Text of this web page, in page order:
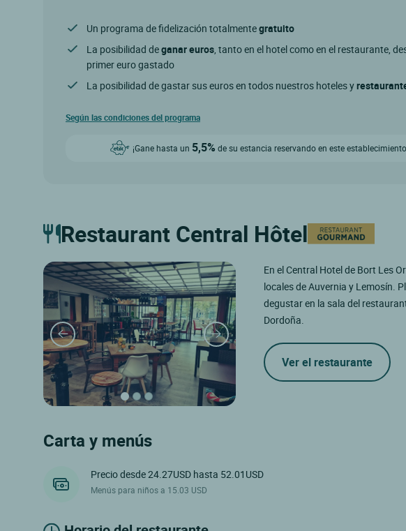
Un programa de fidelización totalmentegratuito
La posibilidad deganar euros , tanto en el hotel como en el restaurante,
primer euro gastado
La posibilidad de gastar sus euros en todos nuestros hoteles y
Según las condiciones del programa
¡Gane hasta un 5,5% de su estancia reservando en este
Restaurant Central Hôtel
En el Central Hotel de Bort Les
locales de Auvernia y Lemosín.
degustar en la sala del
Dordoña.
Ver el restaurante
Carta y menús
Precio desde 24.27USD hasta 52.01USD
Menús para niños a 15.03 USD